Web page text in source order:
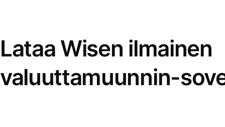
Lataa Wisen ilmainen
valuuttamuunnin-